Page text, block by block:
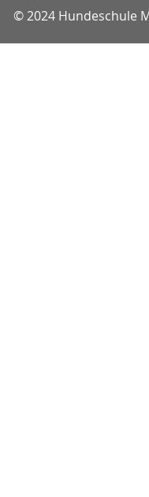
© 2024 Hundeschule